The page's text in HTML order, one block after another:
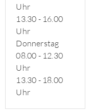
Uhr
13.30 - 16.00
Uhr
Donnerstag
08.00 - 12.30
Uhr
13.30 - 18.00
Uhr